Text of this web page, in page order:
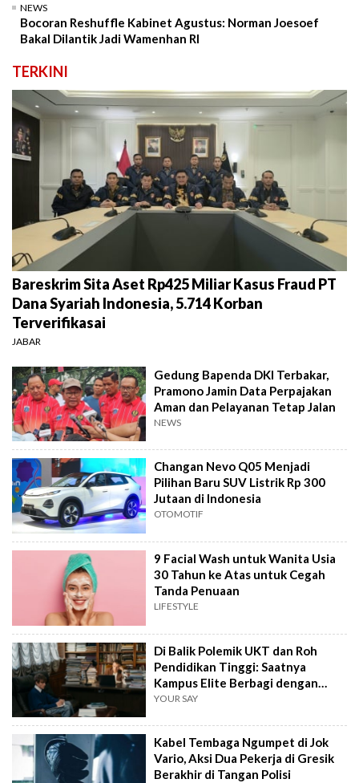
NEWS
Bocoran Reshuffle Kabinet Agustus: Norman Joesoef
Bakal Dilantik Jadi Wamenhan RI
TERKINI
Bareskrim Sita Aset Rp425 Miliar Kasus Fraud PT
Dana Syariah Indonesia, 5.714 Korban
Terverifikasai
JABAR
Gedung Bapenda DKI Terbakar,
Pramono Jamin Data Perpajakan
Aman dan Pelayanan Tetap Jalan
NEWS
Changan Nevo Q05 Menjadi
Pilihan Baru SUV Listrik Rp 300
Jutaan di Indonesia
OTOMOTIF
9 Facial Wash untuk Wanita Usia
30 Tahun ke Atas untuk Cegah
Tanda Penuaan
LIFESTYLE
Di Balik Polemik UKT dan Roh
Pendidikan Tinggi: Saatnya
Kampus Elite Berbagi dengan
Kampus Daerah
YOUR SAY
Kabel Tembaga Ngumpet di Jok
Vario, Aksi Dua Pekerja di Gresik
Berakhir di Tangan Polisi